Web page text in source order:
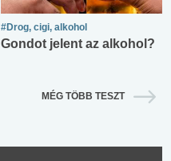
#Drog, cigi, alkohol
Gondot jelent az alkohol?
MÉG TÖBB TESZT